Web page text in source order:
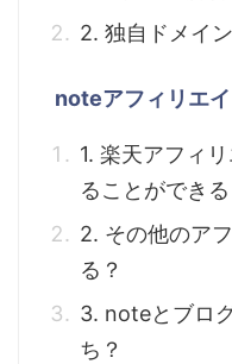
2. 独自ドメイ
noteアフィリエ
1. 楽天アフィ
ることができる
2. その他のア
る？
3. noteとブロ
ち？